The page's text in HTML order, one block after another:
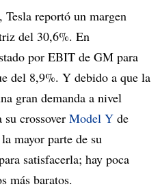
reportó un margen
del 30,6%. En
por EBIT de GM para
del 8,9%. Y debido a que la
gran demanda a nivel
crossover Model Y de
mayor parte de su
satisfacerla; hay poca
más baratos.